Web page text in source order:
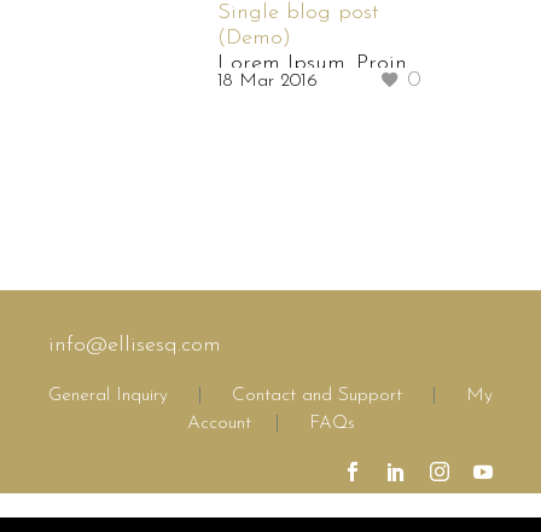
Single blog post
(Demo)
Lorem Ipsum. Proin
gravida nibh vel velit
0
18 Mar 2016
info@ellisesq.com
General Inquiry Contact and Support
My
Account
FAQs